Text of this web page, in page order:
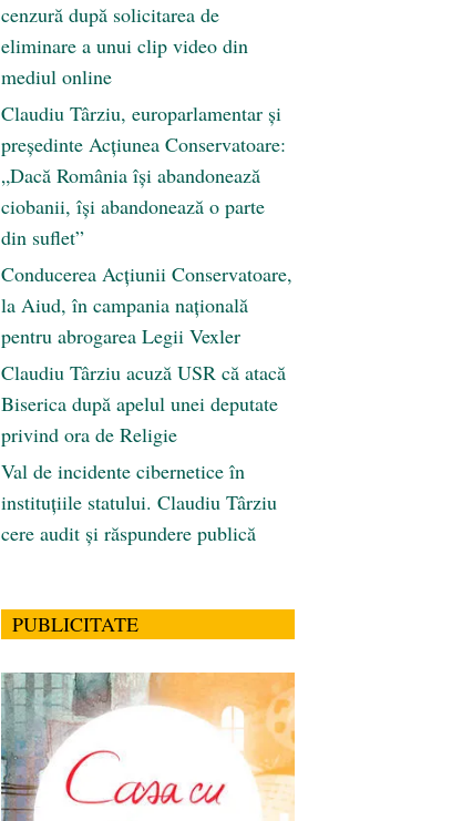
cenzură după solicitarea de
eliminare a unui clip video din
mediul online
Claudiu Târziu, europarlamentar și
președinte Acțiunea Conservatoare:
„Dacă România își abandonează
ciobanii, își abandonează o parte
din suflet”
Conducerea Acțiunii Conservatoare,
la Aiud, în campania națională
pentru abrogarea Legii Vexler
Claudiu Târziu acuză USR că atacă
Biserica după apelul unei deputate
privind ora de Religie
Val de incidente cibernetice în
instituțiile statului. Claudiu Târziu
cere audit și răspundere publică
PUBLICITATE